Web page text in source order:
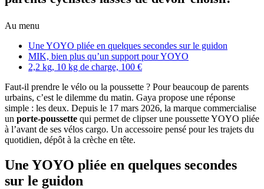
Au menu
Une YOYO pliée en quelques secondes sur le guidon
MIK, bien plus qu’un support pour YOYO
2,2 kg, 10 kg de charge, 100 €
Faut-il prendre le vélo ou la poussette ? Pour beaucoup de parents
urbains, c’est le dilemme du matin. Gaya propose une réponse
simple : les deux. Depuis le 17 mars 2026, la marque commercialise
un porte-poussette qui permet de clipser une poussette YOYO pliée
à l’avant de ses vélos cargo. Un accessoire pensé pour les trajets du
quotidien, dépôt à la crèche en tête.
Une YOYO pliée en quelques secondes
sur le guidon